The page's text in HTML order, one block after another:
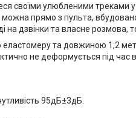
своїми улюбленими треками
прямо з пульта,
на дзвінки та власне
еластомеру та довжиною 1,2
не деформується під час
95дБ±3дБ.